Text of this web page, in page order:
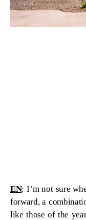
EN: I’m not sure
forward, a
like those of the